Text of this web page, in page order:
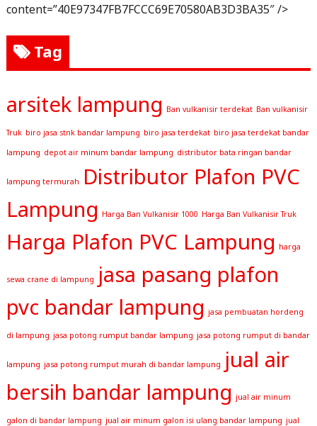
content=”40E97347FB7FCCC69E70580AB3D3BA35″ />
Tag
arsitek lampung Ban vulkanisir terdekat Ban vulkanisir
Truk biro jasa stnk bandar lampung biro jasa terdekat biro jasa terdekat bandar
lampung depot air minum bandar lampung distributor bata ringan bandar
lampung termurah
Distributor Plafon PVC
Lampung Harga Ban Vulkanisir 1000 Harga Ban Vulkanisir Truk
Harga Plafon PVC Lampung harga
sewa crane di lampung
jasa pasang plafon
pvc bandar lampung jasa pembuatan hordeng
di lampung jasa potong rumput bandar lampung jasa potong rumput di bandar
lampung jasa potong rumput murah di bandar lampung
jual air
bersih bandar lampung jual air minum
galon di bandar lampung jual air minum galon isi ulang bandar lampung jual